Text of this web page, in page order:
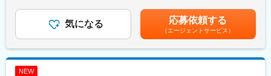
よう、さまざまな制度を用意しています。
・フレックスタイム制度：社員が働く時間帯を選択できるフレッ
クスタイム制を導入しています。
・リモートワーク：上司との合意のものと、社員それぞれのライ
フスタイルにあわせた働き方のひとつとして、全社員が利用でき
■業務詳細：
各種組込み／ファームウェア開発を要求分析から、設計、実装、
テストまで、ソフトウェア開発の上流から一貫して携わっていた
だきます。
ら4ヶ月に分けて支給）■賞与：年2回※過去実績賃金はあくまでも
目安の金額であり、選考を通じて上下する可能性があります。月
給(月額)は固定手当を含めた表記です。
気になる 応募依頼する
（エージェントサービス）
NEW